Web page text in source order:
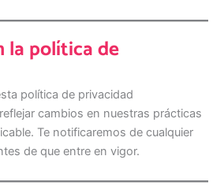
la política de
política de privacidad
cambios en nuestras prácticas
Te notificaremos de cualquier
de que entre en vigor.